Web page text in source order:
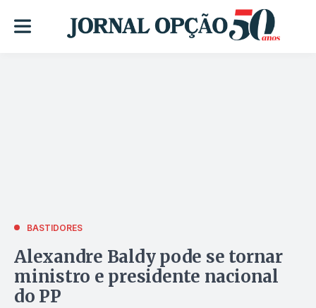
BASTIDORES
Alexandre Baldy pode se tornar
ministro e presidente nacional
do PP